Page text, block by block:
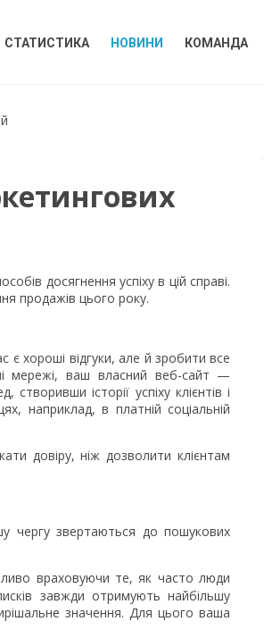
СТАТИСТИКА НОВИНИ КОМАНДА
досягнення успіху в цій справі.
продажів цього року.
є хороші відгуки, але й зробити все
мережі, ваш власний веб-сайт —
історії успіху клієнтів і
наприклад, в платній соціальній
довіру, ніж дозволити клієнтам
чергу звертаються до пошукових
враховуючи те, як часто люди
завжди отримують найбільшу
значення. Для цього ваша